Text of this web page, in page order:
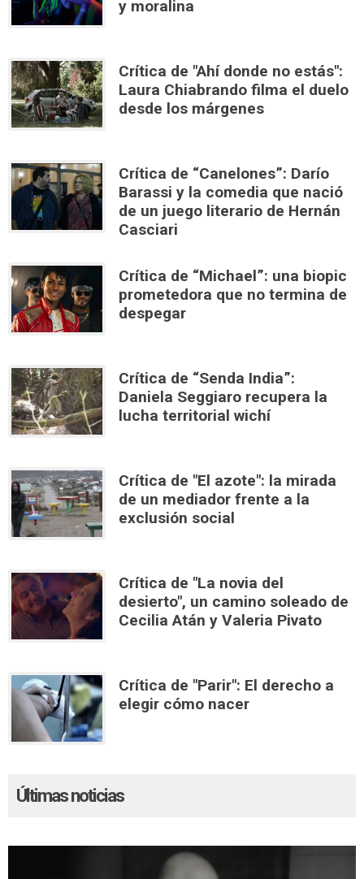
y moralina
Crítica de "Ahí donde no estás":
Laura Chiabrando filma el duelo
desde los márgenes
Crítica de “Canelones”: Darío
Barassi y la comedia que nació
de un juego literario de Hernán
Casciari
Crítica de “Michael”: una biopic
prometedora que no termina de
despegar
Crítica de “Senda India”:
Daniela Seggiaro recupera la
lucha territorial wichí
Crítica de "El azote": la mirada
de un mediador frente a la
exclusión social
Crítica de "La novia del
desierto", un camino soleado de
Cecilia Atán y Valeria Pivato
Crítica de "Parir": El derecho a
elegir cómo nacer
Últimas noticias